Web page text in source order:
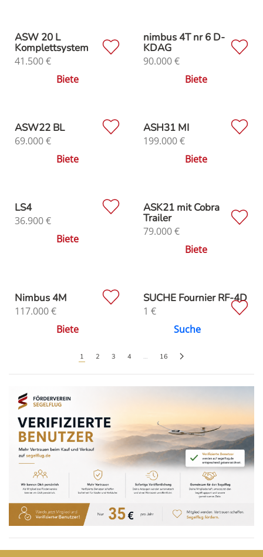
ASW 20 L
Komplettsystem
41.500€
Biete
nimbus 4T nr 6 D-
KDAG
90.000€
Biete
ASW22 BL
69.000€
Biete
ASH31 MI
199.000€
Biete
LS4
36.900€
Biete
ASK21 mit Cobra
Trailer
79.000€
Biete
Nimbus 4M
117.000€
Biete
SUCHE Fournier RF-4D
1 €
Suche
1 2 3 4 … 16